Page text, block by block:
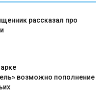
рассказал про
возможно пополнение